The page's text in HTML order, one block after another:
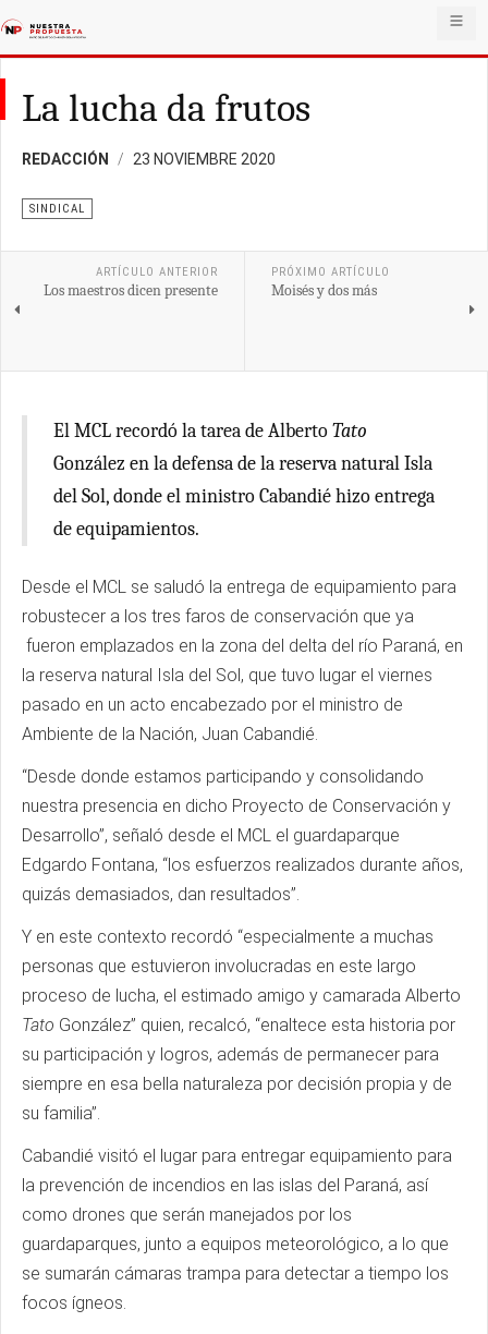
La lucha da frutos
REDACCIÓN 23 NOVIEMBRE 2020
SINDICAL
ARTÍCULO ANTERIOR
Los maestros dicen presente
PRÓXIMO ARTÍCULO
Moisés y dos más
El MCL recordó la tarea de AlbertoTato
González en la defensa de la reserva natural Isla
del Sol, donde el ministro Cabandié hizo entrega
de equipamientos.
Desde el MCL se saludó la entrega de equipamiento para
robustecer a los tres faros de conservación que ya
fueron emplazados en la zona del delta del río Paraná, en
la reserva natural Isla del Sol, que tuvo lugar el viernes
pasado en un acto encabezado por el ministro de
Ambiente de la Nación, Juan Cabandié.
“Desde donde estamos participando y consolidando
nuestra presencia en dicho Proyecto de Conservación y
Desarrollo”, señaló desde el MCL el guardaparque
Edgardo Fontana, “los esfuerzos realizados durante años,
quizás demasiados, dan resultados”.
Y en este contexto recordó “especialmente a muchas
personas que estuvieron involucradas en este largo
proceso de lucha, el estimado amigo y camarada Alberto
Tato González” quien, recalcó, “enaltece esta historia por
su participación y logros, además de permanecer para
siempre en esa bella naturaleza por decisión propia y de
su familia”.
Cabandié visitó el lugar para entregar equipamiento para
la prevención de incendios en las islas del Paraná, así
como drones que serán manejados por los
guardaparques, junto a equipos meteorológico, a lo que
se sumarán cámaras trampa para detectar a tiempo los
focos ígneos.